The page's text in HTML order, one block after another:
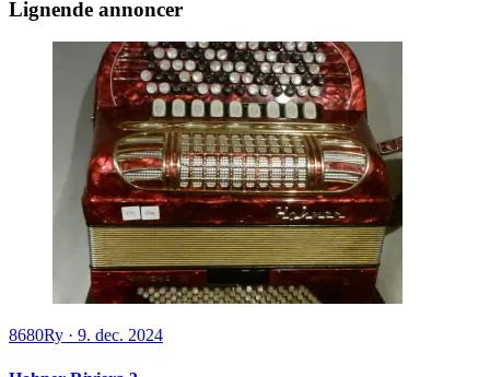
Lignende annoncer
8680Ry · 9. dec. 2024